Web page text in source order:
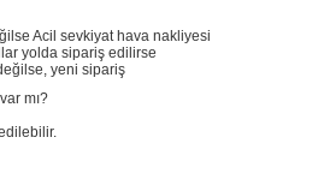
Acil sevkiyat hava nakliyesi
yolda sipariş edilirse
yeni sipariş
mı?